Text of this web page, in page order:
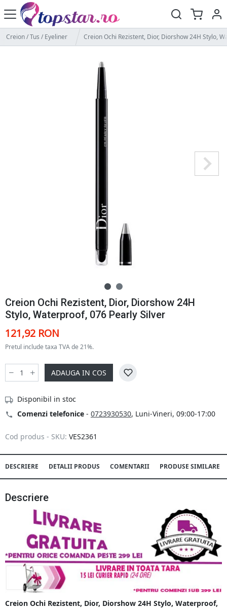
Creion / Tus / Eyeliner Creion Ochi Rezistent, Dior, Diorshow 24H Stylo,
Creion Ochi Rezistent, Dior, Diorshow 24H
Stylo, Waterproof, 076 Pearly Silver
121,92 RON
Pretul include taxa TVA de 21%.
ADAUGA IN COS
Disponibil in stoc
Comenzi telefonice - 0723930530, Luni-Vineri, 09:00-17:00
Cod produs - SKU: VES2361
DESCRIERE DETALII PRODUS COMENTARII PRODUSE SIMILARE
Descriere
Creion Ochi Rezistent, Dior, Diorshow 24H Stylo, Waterproof,